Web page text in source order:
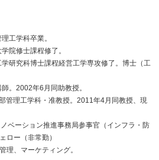
工学科卒業。
院修士課程修了。
研究科博士課程経営工学専攻修了。博士（工
。2002年6月同助教授。
管理工学科・准教授。2011年4月同教授、現
ベーション推進事務局参事官（インフラ・防
ロー（非常勤）
理、マーケティング。